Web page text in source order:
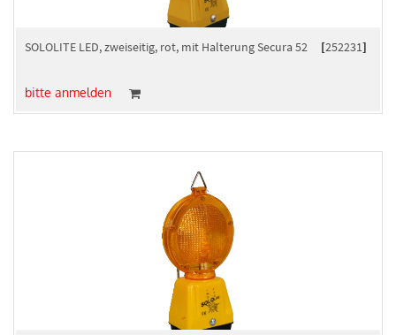
[252231]
SOLOLITE LED, zweiseitig, rot, mit Halterung Secura 52
bitte anmelden